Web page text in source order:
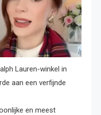
Lauren-winkel in
aan een verfijnde
en meest